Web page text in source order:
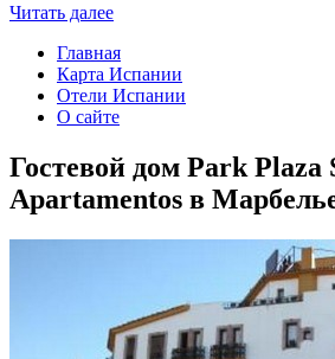
Читать далее
Главная
Карта Испании
Отели Испании
О сайте
Гостевой дом Park Plaza
Apartamentos в